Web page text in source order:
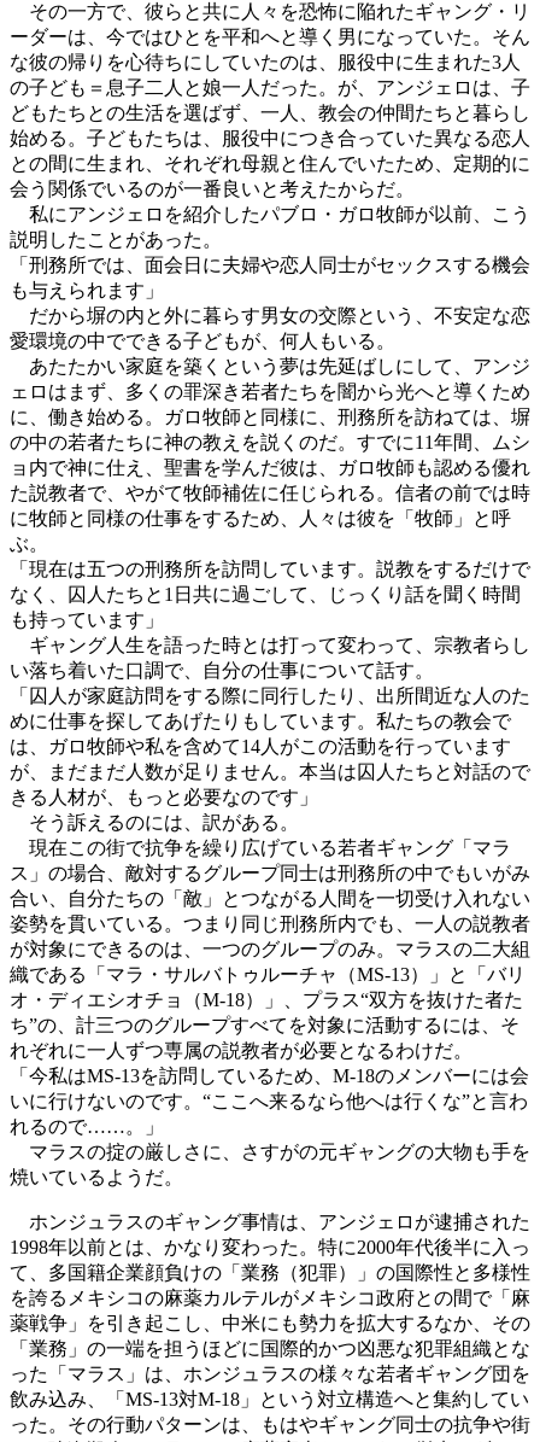
その一方で、彼らと共に人々を恐怖に陥れたギャング・リ
ーダーは、今ではひとを平和へと導く男になっていた。そん
な彼の帰りを心待ちにしていたのは、服役中に生まれた3人
の子ども＝息子二人と娘一人だった。が、アンジェロは、子
どもたちとの生活を選ばず、一人、教会の仲間たちと暮らし
始める。子どもたちは、服役中につき合っていた異なる恋人
との間に生まれ、それぞれ母親と住んでいたため、定期的に
会う関係でいるのが一番良いと考えたからだ。
私にアンジェロを紹介したパブロ・ガロ牧師が以前、こう
説明したことがあった。
「刑務所では、面会日に夫婦や恋人同士がセックスする機会
も与えられます」
だから塀の内と外に暮らす男女の交際という、不安定な恋
愛環境の中でできる子どもが、何人もいる。
あたたかい家庭を築くという夢は先延ばしにして、アンジ
ェロはまず、多くの罪深き若者たちを闇から光へと導くため
に、働き始める。ガロ牧師と同様に、刑務所を訪ねては、塀
の中の若者たちに神の教えを説くのだ。すでに11年間、ムシ
ョ内で神に仕え、聖書を学んだ彼は、ガロ牧師も認める優れ
た説教者で、やがて牧師補佐に任じられる。信者の前では時
に牧師と同様の仕事をするため、人々は彼を「牧師」と呼
ぶ。
「現在は五つの刑務所を訪問しています。説教をするだけで
なく、囚人たちと1日共に過ごして、じっくり話を聞く時間
も持っています」
ギャング人生を語った時とは打って変わって、宗教者らし
い落ち着いた口調で、自分の仕事について話す。
「囚人が家庭訪問をする際に同行したり、出所間近な人のた
めに仕事を探してあげたりもしています。私たちの教会で
は、ガロ牧師や私を含めて14人がこの活動を行っています
が、まだまだ人数が足りません。本当は囚人たちと対話ので
きる人材が、もっと必要なのです」
そう訴えるのには、訳がある。
現在この街で抗争を繰り広げている若者ギャング「マラ
ス」の場合、敵対するグループ同士は刑務所の中でもいがみ
合い、自分たちの「敵」とつながる人間を一切受け入れない
姿勢を貫いている。つまり同じ刑務所内でも、一人の説教者
が対象にできるのは、一つのグループのみ。マラスの二大組
織である「マラ・サルバトゥルーチャ（MS-13）」と「バリ
オ・ディエシオチョ（M-18）」、プラス“双方を抜けた者た
ち”の、計三つのグループすべてを対象に活動するには、そ
れぞれに一人ずつ専属の説教者が必要となるわけだ。
「今私はMS-13を訪問しているため、M-18のメンバーには会
いに行けないのです。“ここへ来るなら他へは行くな”と言わ
れるので……。」
マラスの掟の厳しさに、さすがの元ギャングの大物も手を
焼いているようだ。
ホンジュラスのギャング事情は、アンジェロが逮捕された
1998年以前とは、かなり変わった。特に2000年代後半に入っ
て、多国籍企業顔負けの「業務（犯罪）」の国際性と多様性
を誇るメキシコの麻薬カルテルがメキシコ政府との間で「麻
薬戦争」を引き起こし、中米にも勢力を拡大するなか、その
「業務」の一端を担うほどに国際的かつ凶悪な犯罪組織とな
った「マラス」は、ホンジュラスの様々な若者ギャング団を
飲み込み、「MS-13対M-18」という対立構造へと集約してい
った。その行動パターンは、もはやギャング同士の抗争や街